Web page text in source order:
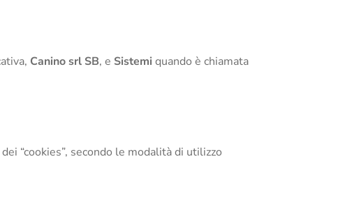
Canino srl SB, e Sistemi quando è chiamata
“cookies”, secondo le modalità di utilizzo